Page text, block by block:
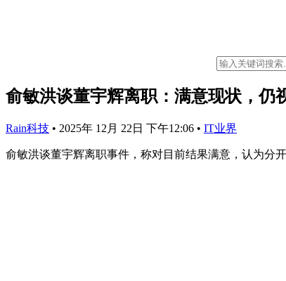
俞敏洪谈董宇辉离职：满意现状，仍
Rain科技 • 2025年 12月 22日 下午12:06 • IT业界
俞敏洪谈董宇辉离职事件，称对目前结果满意，认为分